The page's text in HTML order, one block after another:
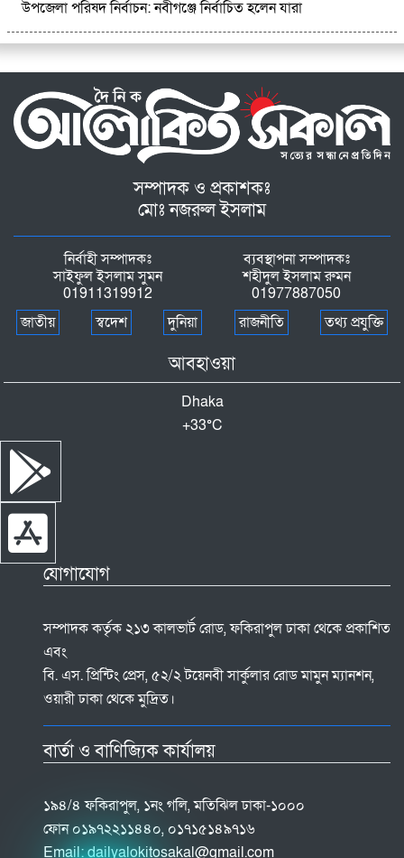
উপজেলা পরিষদ নির্বাচন: নবীগঞ্জে নির্বাচিত হলেন যারা
সম্পাদক ও প্রকাশকঃ
মোঃ নজরুল ইসলাম
নির্বাহী সম্পাদকঃ
সাইফুল ইসলাম সুমন
01911319912
ব্যবস্থাপনা সম্পাদকঃ
শহীদুল ইসলাম রুমন
01977887050
জাতীয়
স্বদেশ দুনিয়া রাজনীতি তথ্য প্রযুক্তি
আবহাওয়া
Dhaka
+33°C
যোগাযোগ
সম্পাদক কর্তৃক ২১৩ কালভার্ট রোড, ফকিরাপুল ঢাকা থেকে প্রকাশিত
এবং
বি. এস. প্রিন্টিং প্রেস, ৫২/২ টয়েনবী সার্কুলার রোড মামুন ম্যানশন,
ওয়ারী ঢাকা থেকে মুদ্রিত।
বার্তা ও বাণিজ্যিক কার্যালয়
১৯৪/৪ ফকিরাপুল, ১নং গলি, মতিঝিল ঢাকা-১০০০
ফোন ০১৯৭২২১১৪৪০, ০১৭১৫১৪৯৭১৬
Email:dailyalokitosakal@gmail.com